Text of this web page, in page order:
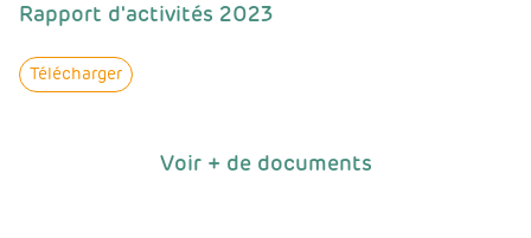
Rapport d'activités 2023
Télécharger
Voir + de documents